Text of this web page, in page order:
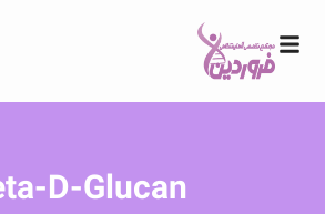
D-Glucan